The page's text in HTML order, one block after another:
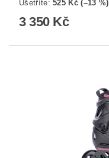
Ušetříte:525 Kč (–13 %)
3 350 Kč